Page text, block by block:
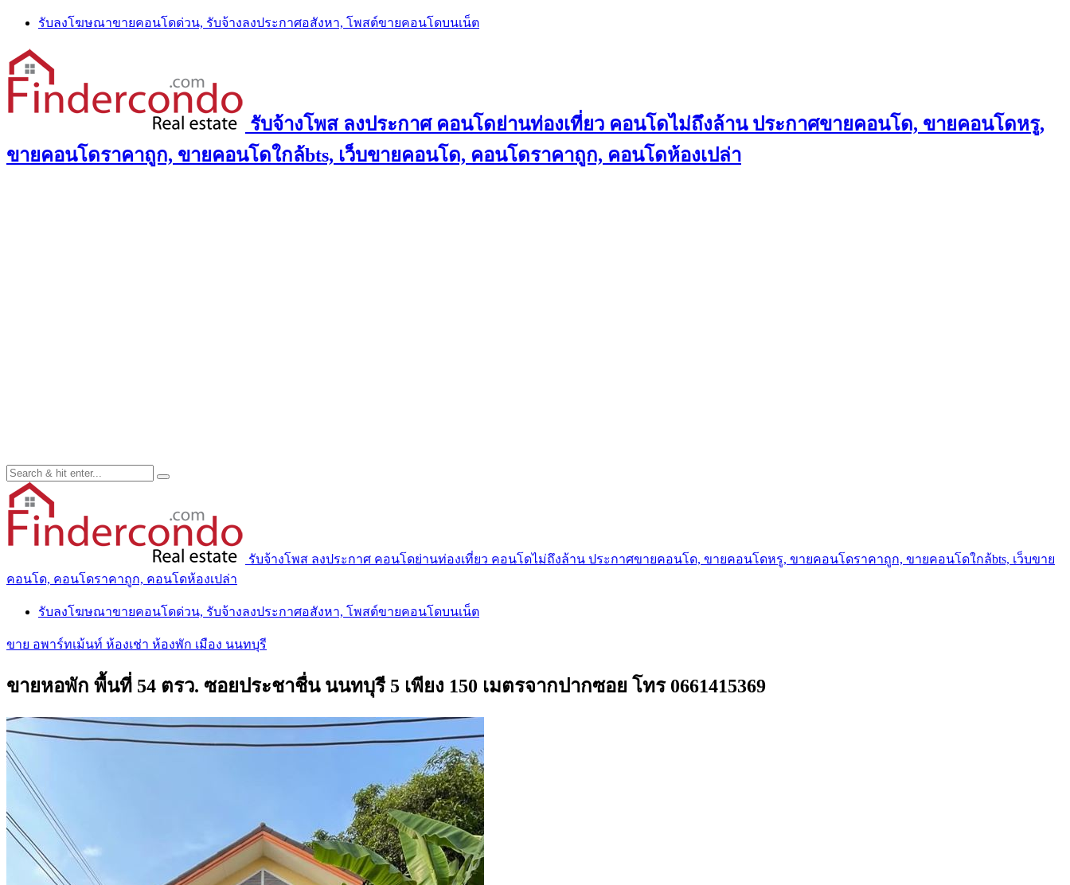
Skip
content
รับลงโฆษณาขายคอนโดด่วน, รับจ้างลงประกาศอสังหา, โพสต์ขายคอนโดบนเน็ต
รับจ้างโพส ลงประกาศ คอนโดย่านท่องเที่ยว คอนโดไม่ถึงล้าน ประกาศขายคอนโด, ขายคอนโดหรู,
ขายคอนโดราคาถูก, ขายคอนโดใกล้bts, เว็บขายคอนโด, คอนโดราคาถูก, คอนโดห้องเปล่า
รับจ้างโพส ลงประกาศ คอนโดย่านท่องเที่ยว คอนโดไม่ถึงล้าน ประกาศขายคอนโด, ขายคอนโดหรู, ขายคอนโดราคาถูก, ขายคอนโดใกล้bts, เว็บขาย
คอนโด, คอนโดราคาถูก, คอนโดห้องเปล่า
รับลงโฆษณาขายคอนโดด่วน, รับจ้างลงประกาศอสังหา, โพสต์ขายคอนโดบนเน็ต
ขาย อพาร์ทเม้นท์ ห้องเช่า ห้องพัก เมือง นนทบุรี
ขายหอพัก พื้นที่ 54 ตรว. ซอยประชาชื่น นนทบุรี 5 เพียง 150 เมตรจากปากซอย โทร 0661415369